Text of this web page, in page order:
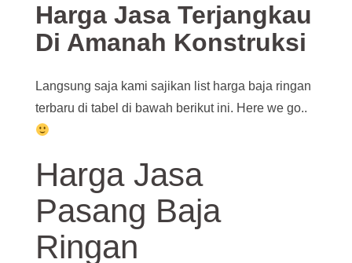
Harga Jasa Terjangkau
Di Amanah Konstruksi
Langsung saja kami sajikan list harga baja ringan
terbaru di tabel di bawah berikut ini. Here we go..
Harga Jasa
Pasang Baja
Ringan